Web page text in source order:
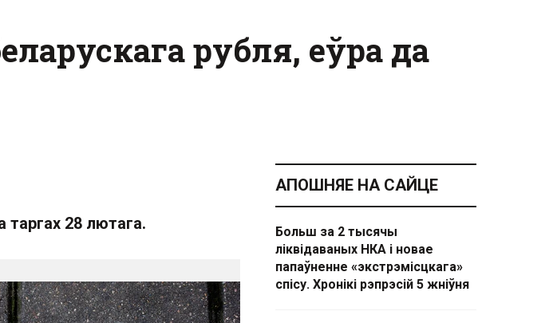
рубля, еўра да
таргах 28 лютага.
АПОШНЯЕ НА САЙЦЕ
Больш за 2 тысячы
ліквідаваных НКА і новае
папаўненне «экстрэмісцкага»
спісу. Хронікі рэпрэсій 5 жніўня